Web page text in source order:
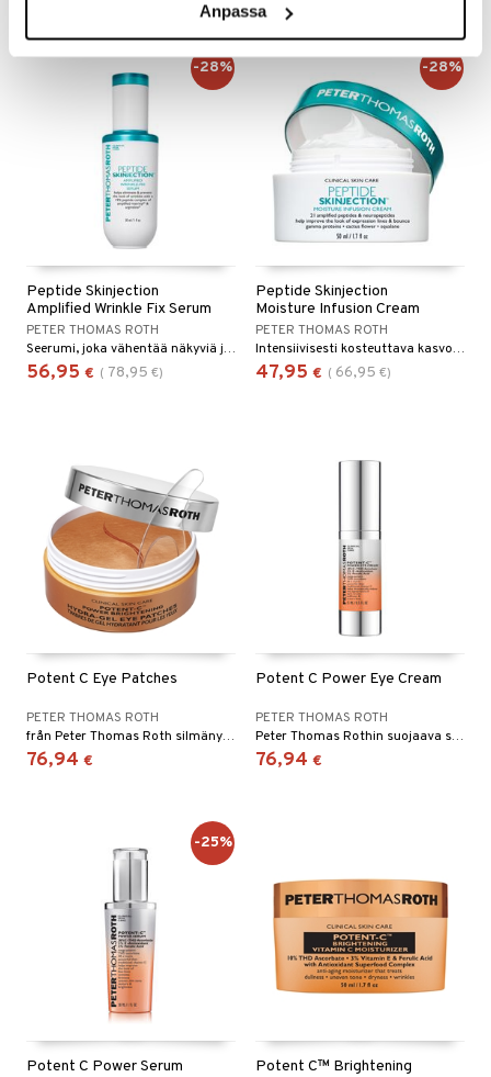
Anpassa
Peptide Skinjection
Amplified Wrinkle Fix Serum
PETER THOMAS ROTH
Seerumi, joka vähentää näkyviä juonteita ja ryppyjä.
56,95 € ( 78,95 €)
-28%
Peptide Skinjection
Moisture Infusion Cream
PETER THOMAS ROTH
Intensiivisesti kosteuttava kasvovoide, joka vähentää näkyviä juonteita ja ryppyjä.
47,95 € ( 66,95 €)
-28%
Potent C Eye Patches
PETER THOMAS ROTH
från Peter Thomas Roth silmänympärysnaamio anti-aging-teholla
76,94 €
Potent C Power Eye Cream
PETER THOMAS ROTH
Peter Thomas Rothin suojaava silmävoide ehkäisten tummia silmänalusia ja harakanvarpaita
76,94 €
Potent C Power Serum
-25%
Potent C™ Brightening